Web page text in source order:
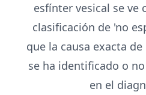
esfínter vesical se ve
clasificación de 'no
que la causa exacta
se ha identificado o
en el